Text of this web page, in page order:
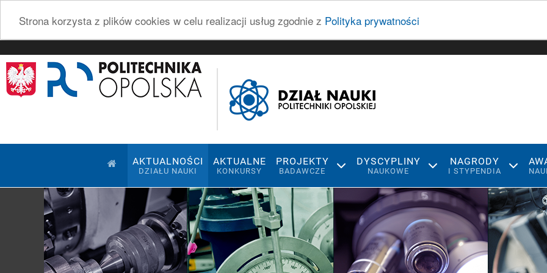
Strona korzysta z plików cookies w celu realizacji usług zgodnie z Polityka prywatności
AKTUALNOŚCI
DZIAŁU NAUKI
AKTUALNE
KONKURSY
PROJEKTY
BADAWCZE
DYSCYPLINY
NAUKOWE
NAGRODY
I STYPENDIA
Pokaz slajdów